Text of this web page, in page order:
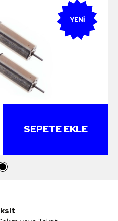
YENI
SEPETE EKLE